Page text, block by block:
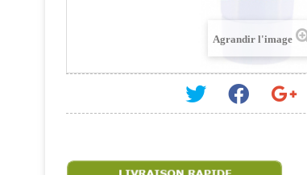
Agrandir l'image